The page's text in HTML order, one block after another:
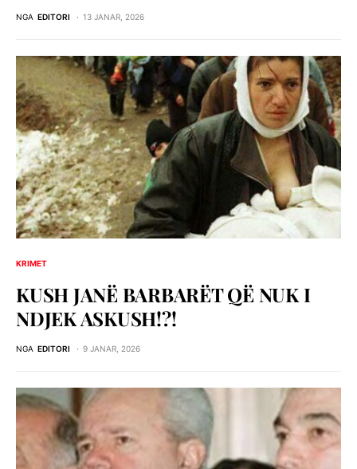
NGA EDITORI 13 JANAR, 2026
KRIMET
KUSH JANË BARBARËT QË NUK I
NDJEK ASKUSH!?!
NGA EDITORI 9 JANAR, 2026